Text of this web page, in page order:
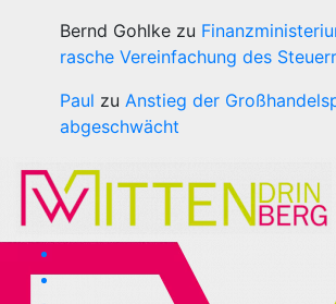
Bernd Gohlke zu
rasche Vereinfachung des
Paul zu Anstieg der
abgeschwächt